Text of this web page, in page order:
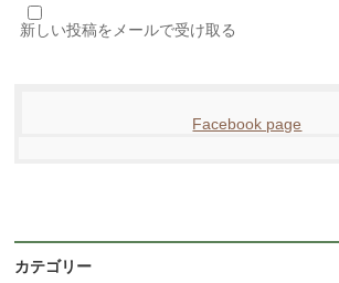
新しい投稿をメールで受け取る
Facebook page
カテゴリー